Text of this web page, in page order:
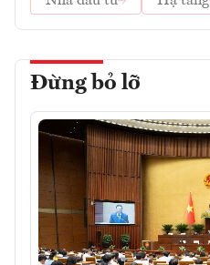
Đừng bỏ lỡ